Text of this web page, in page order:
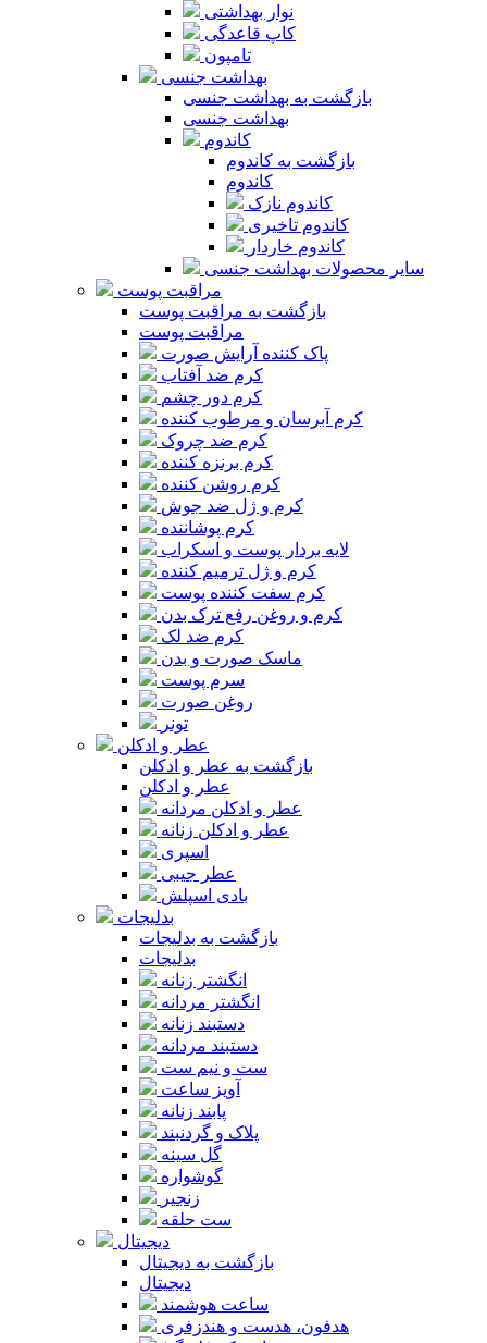
نوار بهداشتی
کاپ قاعدگی
تامپون
بهداشت جنسی
بازگشت به بهداشت جنسی
بهداشت جنسی
کاندوم
بازگشت به کاندوم
کاندوم
کاندوم نازک
کاندوم تاخیری
کاندوم خاردار
سایر محصولات بهداشت جنسی
مراقبت پوست
بازگشت به مراقبت پوست
مراقبت پوست
پاک کننده آرایش صورت
کرم ضد آفتاب
کرم دور چشم
کرم آبرسان و مرطوب کننده
کرم ضد چروک
کرم برنزه کننده
کرم روشن کننده
کرم و ژل ضد جوش
کرم پوشاننده
لایه بردار پوست و اسکراب
کرم و ژل ترمیم کننده
کرم سفت کننده پوست
کرم و روغن رفع ترک بدن
کرم ضد لک
ماسک صورت و بدن
سرم پوست
روغن صورت
تونر
عطر و ادکلن
بازگشت به عطر و ادکلن
عطر و ادکلن
عطر و ادکلن مردانه
عطر و ادکلن زنانه
اسپری
عطر جیبی
بادی اسپلش
بدلیجات
بازگشت به بدلیجات
بدلیجات
انگشتر زنانه
انگشتر مردانه
دستبند زنانه
دستبند مردانه
ست و نیم ست
آویز ساعت
پابند زنانه
پلاک و گردنبند
گل سینه
گوشواره
زنجیر
ست حلقه
دیجیتال
بازگشت به دیجیتال
دیجیتال
ساعت هوشمند
هدفون، هدست و هندزفری